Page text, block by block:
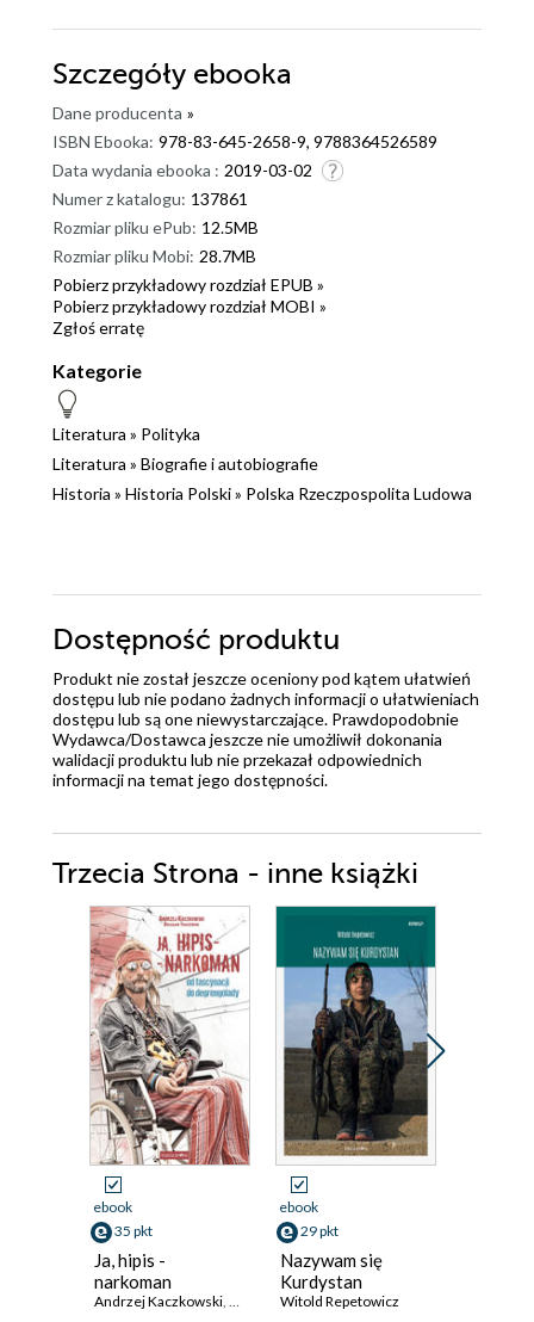
Szczegóły ebooka
Dane producenta »
ISBN Ebooka: 978-83-645-2658-9, 9788364526589
Data wydania ebooka : 2019-03-02
Numer z katalogu: 137861
Rozmiar pliku ePub: 12.5MB
Rozmiar pliku Mobi: 28.7MB
Pobierz przykładowy rozdział EPUB »
Pobierz przykładowy rozdział MOBI »
Zgłoś erratę
Kategorie
Literatura » Polityka
Literatura » Biografie i autobiografie
Historia » Historia Polski» Polska Rzeczpospolita Ludowa
Dostępność produktu
Produkt nie został jeszcze oceniony pod kątem ułatwień
dostępu lub nie podano żadnych informacji o ułatwieniach
dostępu lub są one niewystarczające. Prawdopodobnie
Wydawca/Dostawca jeszcze nie umożliwił dokonania
walidacji produktu lub nie przekazał odpowiednich
informacji na temat jego dostępności.
Trzecia Strona - inne książki
ebook
35 pkt
Ja, hipis -
narkoman
Andrzej Kaczkowski Bolesław Traczewski
ebook
29 pkt
Nazywam się
Kurdystan
Witold Repetowicz